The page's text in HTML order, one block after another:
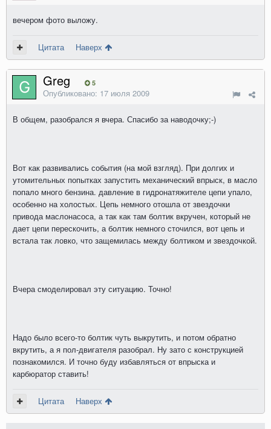
вечером фото выложу.
Цитата Наверх
Greg 5
Опубликовано: 17 июля 2009
В общем, разобрался я вчера. Спасибо за наводочку;-)
Вот как развивались события (на мой взгляд). При долгих и
утомительных попытках запустить механический впрыск, в масло
попало много бензина. давление в гидронатяжителе цепи упало,
особенно на холостых. Цепь немного отошла от звездочки
привода маслонасоса, а так как там болтик вкручен, который не
дает цепи перескочить, а болтик немного сточился, вот цепь и
встала так ловко, что защемилась между болтиком и звездочкой.
Вчера смоделировал эту ситуацию. Точно!
Надо было всего-то болтик чуть выкрутить, и потом обратно
вкрутить, а я пол-двигателя разобрал. Ну зато с конструкцией
познакомился. И точно буду избавляться от впрыска и
карбюратор ставить!
Цитата Наверх